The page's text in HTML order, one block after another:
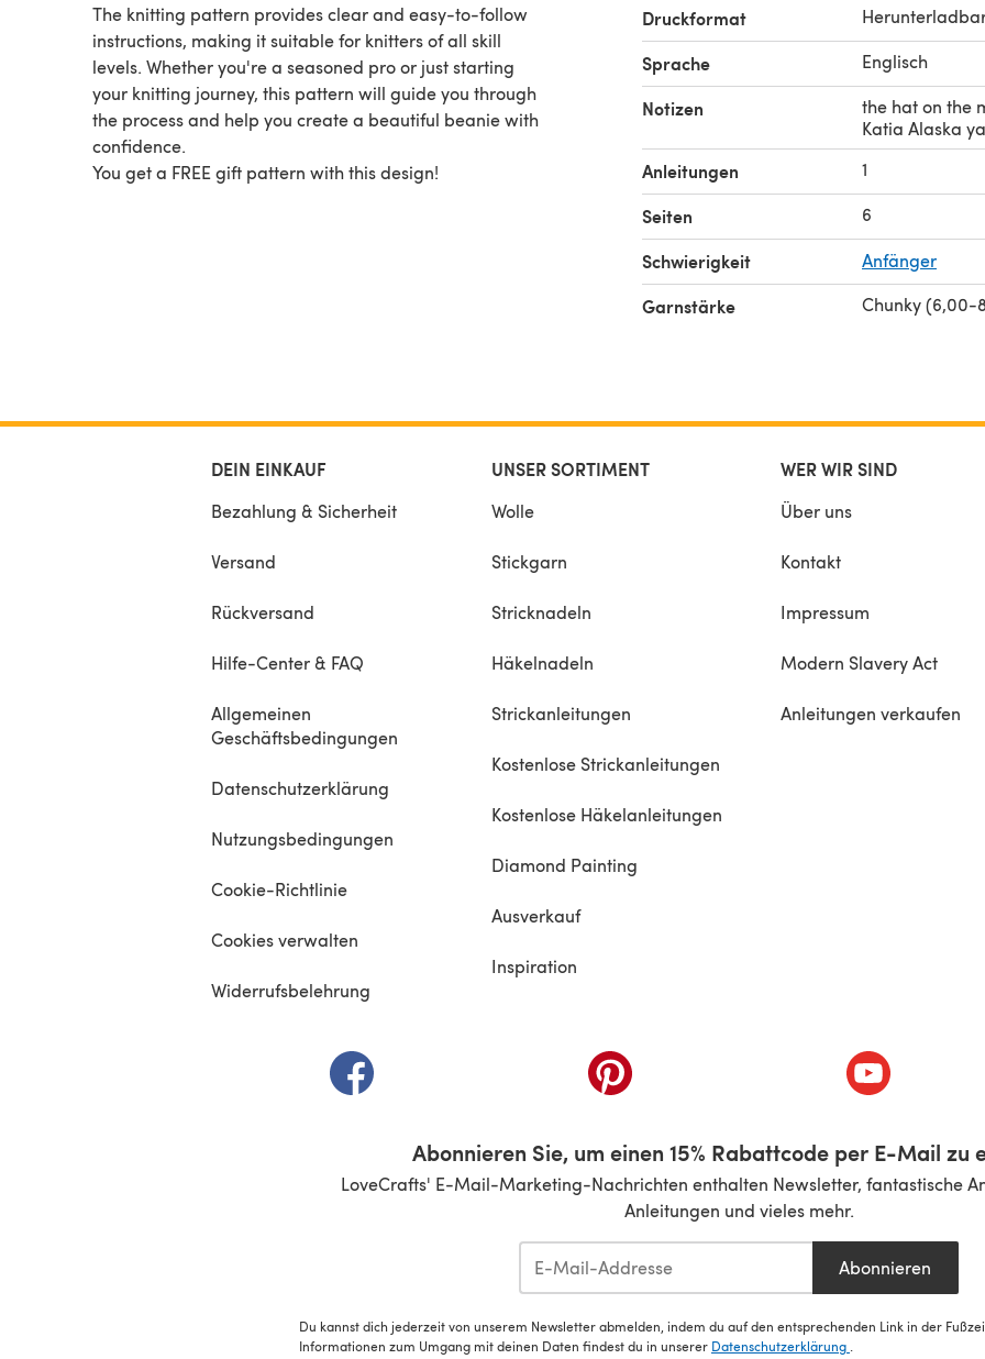
The knitting pattern provides clear and easy-to-follow
instructions, making it suitable for knitters of all skill
levels. Whether you're a seasoned pro or just starting
your knitting journey, this pattern will guide you through
the process and help you create a beautiful beanie with
confidence.
You get a FREE gift pattern with this design!
Druckformat
Sprache Englisch
Notizen
the hat on the
Katia Alaska
Anleitungen 1
Seiten 6
Schwierigkeit Anfänger
Garnstärke Chunky (6,00-
DEIN EINKAUF
Bezahlung & Sicherheit
Versand
Rückversand
Hilfe-Center & FAQ
Allgemeinen
Geschäftsbedingungen
Datenschutzerklärung
Nutzungsbedingungen
Cookie-Richtlinie
Cookies verwalten
Widerrufsbelehrung
UNSER SORTIMENT
Wolle
Stickgarn
Stricknadeln
Häkelnadeln
Strickanleitungen
Kostenlose Strickanleitungen
Kostenlose Häkelanleitungen
Diamond Painting
Ausverkauf
Inspiration
WER WIR SIND
Über uns
Kontakt
Impressum
Modern Slavery Act
Anleitungen verkaufen
(öffnet sich in einem neuen Tab)(öffnet sich in einem neuen Tab)(öffnet sich in
Abonnieren Sie, um einen 15% Rabattcode per E-Mail zu
LoveCrafts' E-Mail-Marketing-Nachrichten enthalten Newsletter, fantastische
Anleitungen und vieles mehr.
Abonnieren
Du kannst dich jederzeit von unserem Newsletter abmelden, indem du auf den entsprechenden Link in der
Informationen zum Umgang mit deinen Daten findest du in unserer Datenschutzerklärung